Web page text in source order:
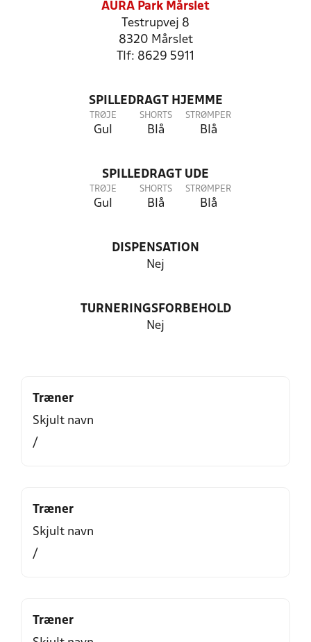
AURA Park Mårslet
Testrupvej 8
8320 Mårslet
Tlf: 8629 5911
SPILLEDRAGT HJEMME
TRØJE
Gul
SHORTS
Blå
STRØMPER
Blå
SPILLEDRAGT UDE
TRØJE
Gul
SHORTS
Blå
STRØMPER
Blå
DISPENSATION
Nej
TURNERINGSFORBEHOLD
Nej
Træner
Skjult navn
/
Træner
Skjult navn
/
Træner